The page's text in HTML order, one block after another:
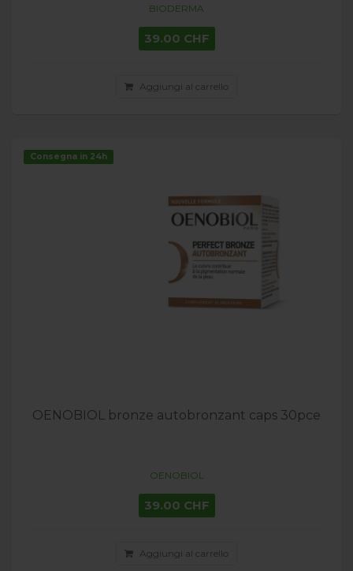
BIODERMA
39.00 CHF
Aggiungi al carrello
Consegna in 24h
OENOBIOL bronze autobronzant caps 30pce
OENOBIOL
39.00 CHF
Aggiungi al carrello